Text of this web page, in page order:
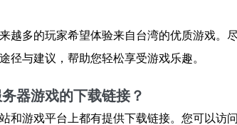
越多的玩家希望体验来自台湾的优质游戏
径与建议，帮助您轻松享受游戏乐趣。
器游戏的下载链接？
和游戏平台上都有提供下载链接。您可以访